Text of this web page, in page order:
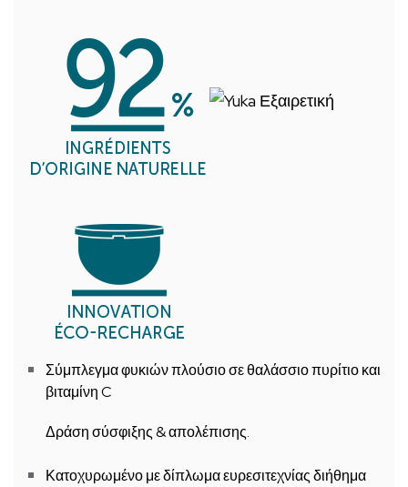
Σύμπλεγμα φυκιών πλούσιο σε θαλάσσιο πυρίτιο και
βιταμίνη C
Δράση σύσφιξης & απολέπισης.
Κατοχυρωμένο με δίπλωμα ευρεσιτεχνίας διήθημα